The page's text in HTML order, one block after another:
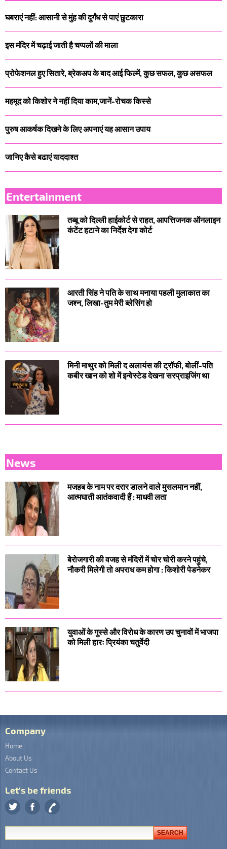
घबराएं नहीं: आसानी से मुंह की दुर्गंध से पाएं छुटकारा
इस मंदिर में चढ़ाई जाती है चप्पलों की माला
प्रोफेशनल हुए सितारे, ब्रेकअप के बाद आई फिल्में, कुछ सफल, कुछ असफल
महमूद को किशोर ने नहीं दिया काम,जानें-रोचक किस्से
पुरुष आकर्षक दिखने के लिए अपनाएं यह आसान उपाय
जानिए कैसे बढाएं याददाश्त
Entertainment
तब्बू को दिल्ली हाईकोर्ट से राहत, आपत्तिजनक ऑनलाइन
कंटेंट हटाने का निर्देश देगा कोर्ट
आरती सिंह ने पति के साथ मनाया पहली मुलाकात का
जश्न, लिखा-तुम मेरी ब्लेसिंग हो
मिनी माथुर को मिली द अलायंस की ट्रॉफी, बोलीं-पति
कबीर खान को शो में इन्वेस्टेड देखना सरप्राइजिंग था
News
मजहब के नाम पर दरार डालने वाले मुसलमान नहीं,
आत्मघाती आतंकवादी हैं : माधवी लता
बेरोजगारी की वजह से मंदिरों में चोर चोरी करने पहुंचे,
नौकरी मिलेगी तो अपराध कम होगा : किशोरी पेडनेकर
युवाओं के गुस्से और विरोध के कारण उप चुनावों में भाजपा
को मिली हारः प्रियंका चतुर्वेदी
Company
Home
About Us
Contact Us
Let's be friends